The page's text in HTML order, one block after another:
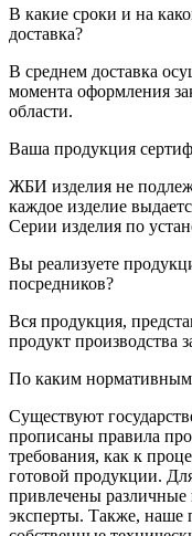
В какие сроки и на
доставка?
В среднем доставка
момента оформления
области.
Ваша продукция
ЖБИ изделия не
каждое изделие
Серии изделия по
Вы реализуете
посредников?
Вся продукция,
продукт производства
По каким
Существуют
прописаны правила
требования, как к
готовой продукции.
привлечены
эксперты. Также, наше